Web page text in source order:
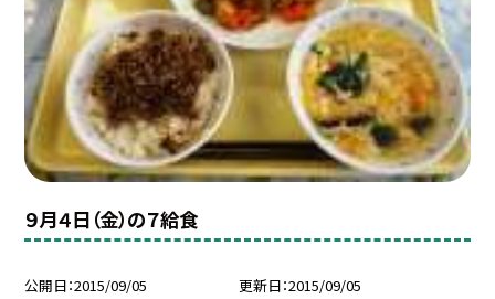
９月４日（金）の７給食
公開日 2015/09/05 更新日 2015/09/05